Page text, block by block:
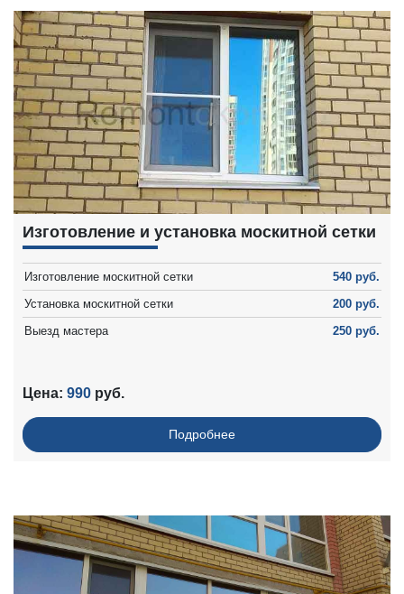
Изготовление и установка москитной сетки
Изготовление москитной сетки
540 руб.
Установка москитной сетки
200 руб.
Выезд мастера
250 руб.
Цена: 990 руб.
Подробнее